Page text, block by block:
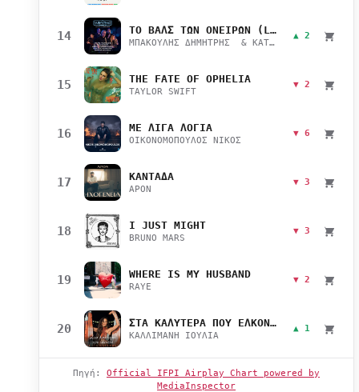
14 ΤΟ ΒΑΛΣ ΤΩΝ ΟΝΕΙΡΩΝ (LIVE)
ΜΠΑΚΟΥΛΗΣ ΔΗΜΗΤΡΗΣ & ΚΑΤΣΙΜΙΧΑ ΜΑΡΙΑΝΑ
▲ 2
15 THE FATE OF OPHELIA
TAYLOR SWIFT
▼ 2
16 ΜΕ ΛΙΓΑ ΛΟΓΙΑ
ΟΙΚΟΝΟΜΟΠΟΥΛΟΣ ΝΙΚΟΣ
▼ 6
17 ΚΑΝΤΑΔΑ
APON
▼ 3
18 I JUST MIGHT
BRUNO MARS
▼ 3
19 WHERE IS MY HUSBAND
RAYE
▼ 2
20 ΣΤΑ ΚΑΛΥΤΕΡΑ ΠΟΥ ΕΛΚΟΝΤΑΙ
ΚΑΛΛΙΜΑΝΗ ΙΟΥΛΙΑ
▲ 1
Πηγή: Official IFPI Airplay Chart powered by
MediaInspector